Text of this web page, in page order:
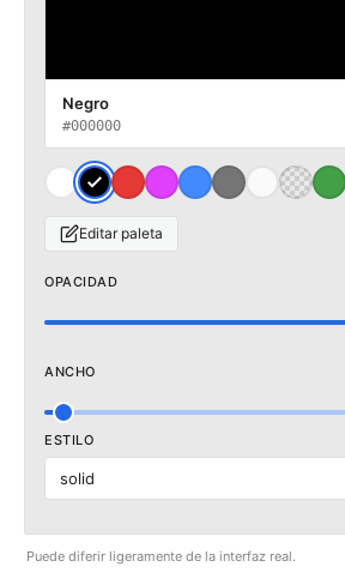
Negro
#000000
Editar paleta
OPACIDAD
ANCHO
ESTILO
solid
Puede diferir ligeramente de la interfaz real.